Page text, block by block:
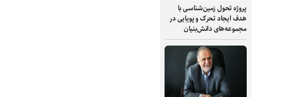
پروژه تحول زمین‌شناسی با
هدف ایجاد تحرک و پویایی در
مجموعه‌های دانش‌بنیان